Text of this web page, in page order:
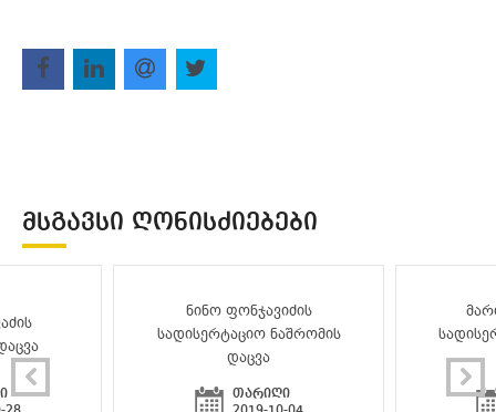
ᲛᲡᲒᲐᲕᲡᲘ ᲦᲝᲜᲘᲡᲫᲘᲔᲑᲔᲑᲘ
ნინო ფონჯავიძის
სადისერტაციო ნაშრომის
დაცვა
თარიღი